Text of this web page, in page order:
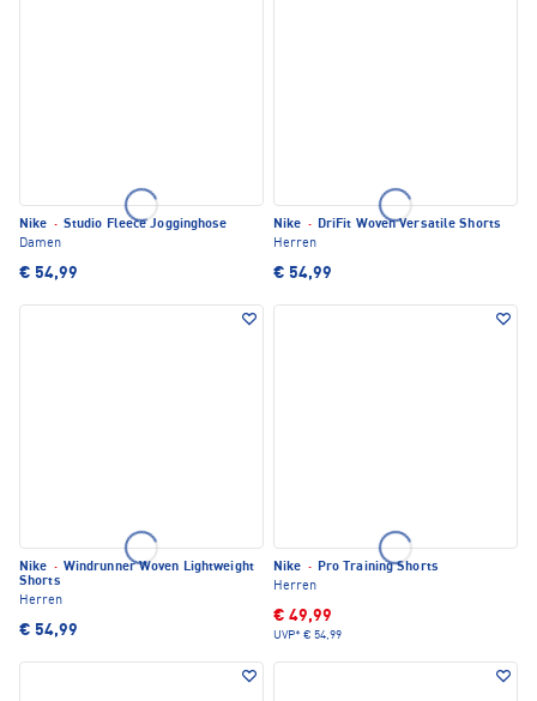
Nike · Studio Fleece Jogginghose
Damen
€ 54,99
Nike · DriFit Woven Versatile Shorts
Herren
€ 54,99
Nike · Windrunner Woven Lightweight
Shorts
Herren
€ 54,99
Nike · Pro Training Shorts
Herren
€ 49,99
UVP* € 54,99